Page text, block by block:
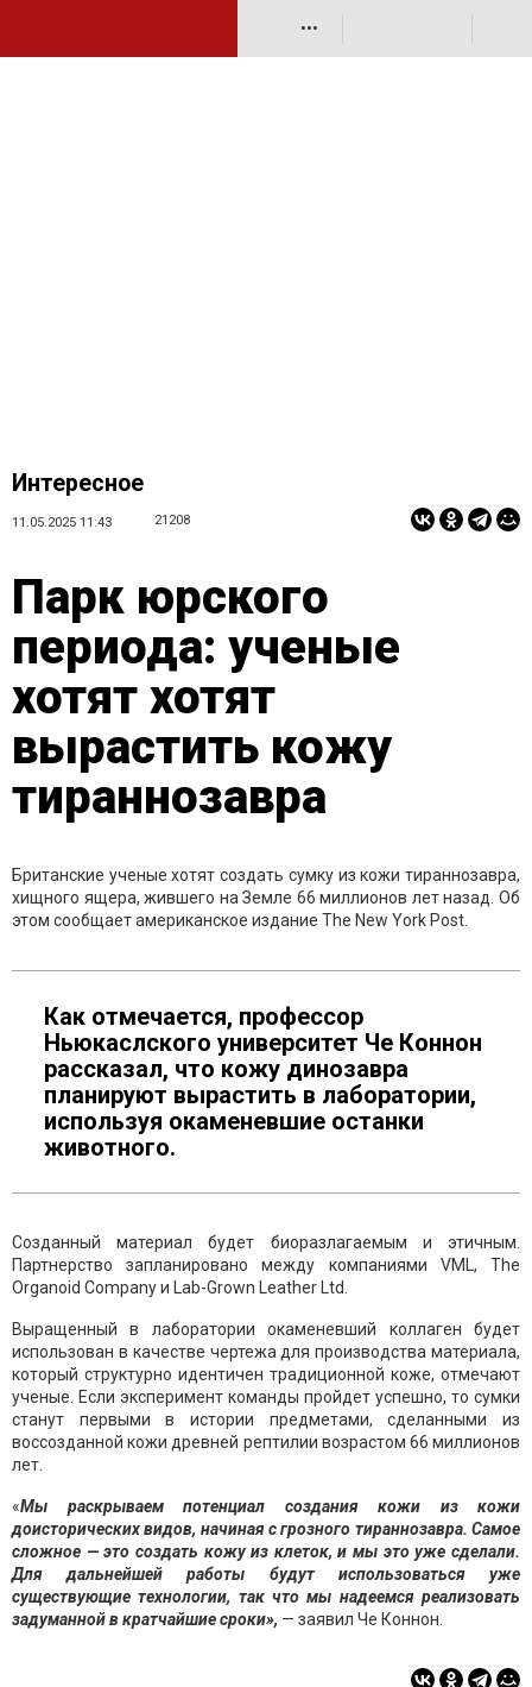
•••
Интересное
11.05.2025 11:43 21208
Парк юрского
периода: ученые
хотят хотят
вырастить кожу
тираннозавра
Британские ученые хотят создать сумку из кожи тираннозавра,
хищного ящера, жившего на Земле 66 миллионов лет назад. Об
этом сообщает американское издание The New York Post.
Как отмечается, профессор
Ньюкаслского университет Че Коннон
рассказал, что кожу динозавра
планируют вырастить в лаборатории,
используя окаменевшие останки
животного.
Созданный материал будет биоразлагаемым и этичным.
Партнерство запланировано между компаниями VML, The
Organoid Company и Lab-Grown Leather Ltd.
Выращенный в лаборатории окаменевший коллаген будет
использован в качестве чертежа для производства материала,
который структурно идентичен традиционной коже, отмечают
ученые. Если эксперимент команды пройдет успешно, то сумки
станут первыми в истории предметами, сделанными из
воссозданной кожи древней рептилии возрастом 66 миллионов
лет.
«Мы раскрываем потенциал создания кожи из кожи
доисторических видов, начиная с грозного тираннозавра. Самое
сложное — это создать кожу из клеток, и мы это уже сделали.
Для дальнейшей работы будут использоваться уже
существующие технологии, так что мы надеемся реализовать
задуманной в кратчайшие сроки», — заявил Че Коннон.